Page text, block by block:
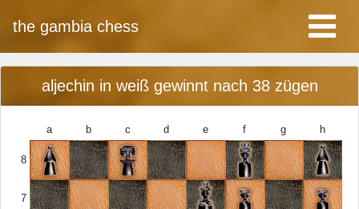
the gambia chess
aljechin in weiß gewinnt nach 38 zügen
a b c d e f g h
8
7